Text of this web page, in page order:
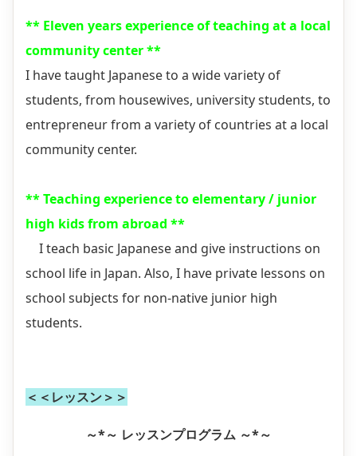
** Eleven years experience of teaching at a local
community center **
I have taught Japanese to a wide variety of
students, from housewives, university students, to
entrepreneur from a variety of countries at a local
community center.
** Teaching experience to elementary / junior
high kids from abroad **
I teach basic Japanese and give instructions on
school life in Japan. Also, I have private lessons on
school subjects for non-native junior high
students.
＜＜レッスン＞＞
～*～ レッスンプログラム ～*～